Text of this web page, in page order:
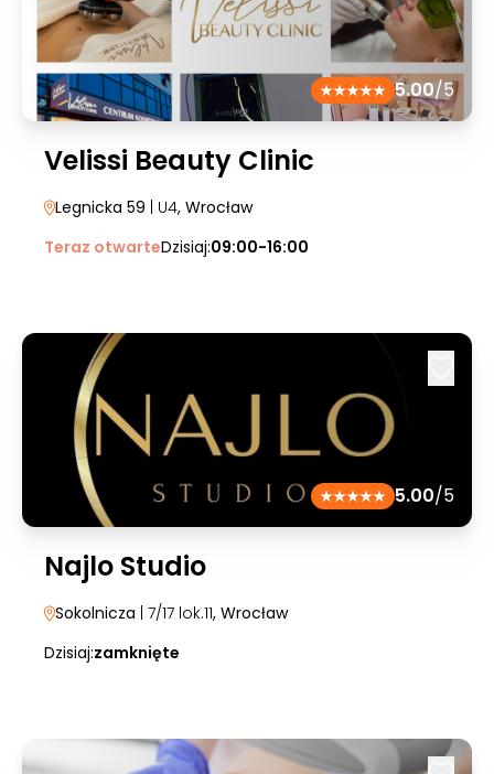
5.00/5
Velissi Beauty Clinic
Legnicka 59 | U4, Wrocław
Teraz otwarteDzisiaj:09:00-16:00
5.00/5
Najlo Studio
Sokolnicza | 7/17 lok.11, Wrocław
Dzisiaj:zamknięte